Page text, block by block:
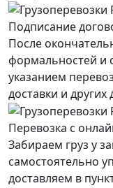
Подписание
После
формальностей и
указанием
доставки и других
Перевозка с
Забираем груз у
самостоятельно
доставляем в